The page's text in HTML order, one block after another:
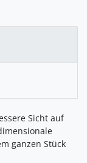
Sicht auf
ganzen Stück